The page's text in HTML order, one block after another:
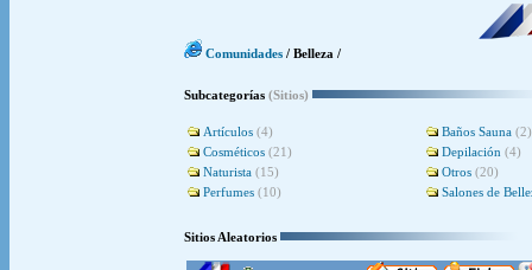
Comunidades / Belleza /
Subcategorías (Sitios)
Artículos (4) Baños Sauna (2)
Cosméticos (21) Depilación (4)
Naturista (15) Otros (20)
Perfumes (10) Salones de
Sitios Aleatorios